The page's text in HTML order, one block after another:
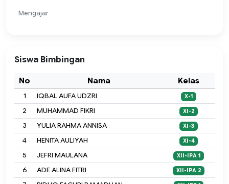
Mengajar
Siswa Bimbingan
No Nama Kelas
1 IQBAL AUFA UDZRI X-1
2 MUHAMMAD FIKRI XI-2
3 YULIA RAHMA ANNISA XI-3
4 HENITA AULIYAH XI-4
5 JEFRI MAULANA XII-IPA 1
6 ADE ALINA FITRI XII-IPA 2